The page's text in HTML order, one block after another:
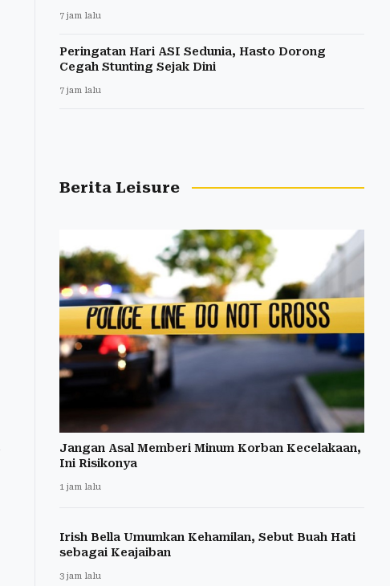
7 jam lalu
Peringatan Hari ASI Sedunia, Hasto Dorong
Cegah Stunting Sejak Dini
7 jam lalu
Berita Leisure
Jangan Asal Memberi Minum Korban Kecelakaan,
Ini Risikonya
1 jam lalu
Irish Bella Umumkan Kehamilan, Sebut Buah Hati
sebagai Keajaiban
3 jam lalu